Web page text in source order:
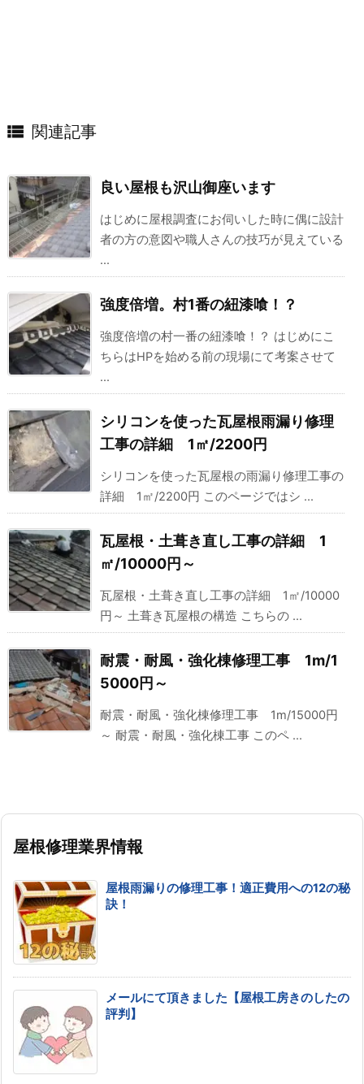
 関連記事
良い屋根も沢山御座います
はじめに屋根調査にお伺いした時に偶に設計
者の方の意図や職人さんの技巧が見えている
...
強度倍増。村1番の紐漆喰！？
強度倍増の村一番の紐漆喰！？ はじめにこ
ちらはHPを始める前の現場にて考案させて
...
シリコンを使った瓦屋根雨漏り修理
工事の詳細 1㎡/2200円
シリコンを使った瓦屋根の雨漏り修理工事の
詳細 1㎡/2200円 このページではシ ...
瓦屋根・土葺き直し工事の詳細 1
㎡/10000円～
瓦屋根・土葺き直し工事の詳細 1㎡/10000
円～ 土葺き瓦屋根の構造 こちらの ...
耐震・耐風・強化棟修理工事 1m/1
5000円～
耐震・耐風・強化棟修理工事 1m/15000円
～ 耐震・耐風・強化棟工事 このペ ...
屋根修理業界情報
屋根雨漏りの修理工事！適正費用への12の秘
訣！
メールにて頂きました【屋根工房きのしたの
評判】